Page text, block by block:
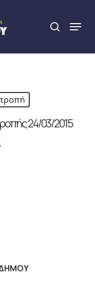
search
Menu
24/03/2015
Close